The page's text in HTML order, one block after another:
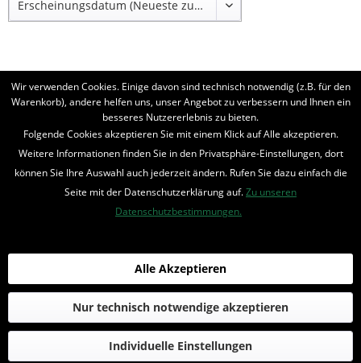
BELIEBTE SERIEN
UNSER SHOP
Bestellung widerrufen
* Alle Preise inkl. MwSt. und zzgl.Bearbeitungspauschale
© 2016-2022 Romantruhe - Buchversand, Joachim Otto
Wir verwenden Cookies. Einige davon sind technisch notwendig (z.B. für den
Warenkorb), andere helfen uns, unser Angebot zu verbessern und Ihnen ein
besseres Nutzererlebnis zu bieten.
Folgende Cookies akzeptieren Sie mit einem Klick auf Alle akzeptieren.
Weitere Informationen finden Sie in den Privatsphäre-Einstellungen, dort
können Sie Ihre Auswahl auch jederzeit ändern. Rufen Sie dazu einfach die
Seite mit der Datenschutzerklärung auf.Zu unseren
Datenschutzbestimmungen.
Individuelle Einstellungen
Nur technisch notwendige akzeptieren
Alle Akzeptieren